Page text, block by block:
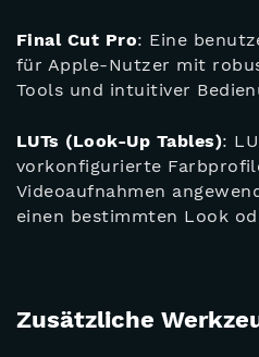
Final Cut Pro: Eine
für Apple-Nutzer mit
Tools und intuitiver
LUTs (Look-Up Tables):
vorkonfigurierte
Videoaufnahmen
einen bestimmten Look
Zusätzliche